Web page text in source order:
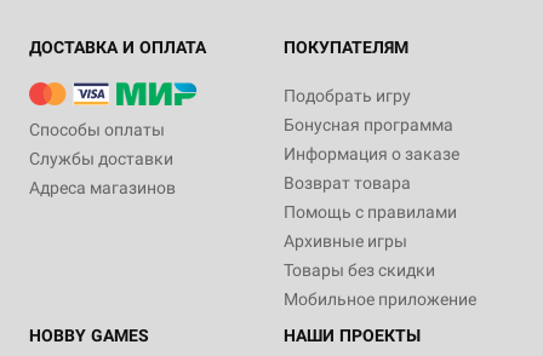
ДОСТАВКА И ОПЛАТА
Способы оплаты
Службы доставки
Адреса магазинов
ПОКУПАТЕЛЯМ
Подобрать игру
Бонусная программа
Информация о заказе
Возврат товара
Помощь с правилами
Архивные игры
Товары без скидки
Мобильное приложение
HOBBY GAMES
НАШИ ПРОЕКТЫ